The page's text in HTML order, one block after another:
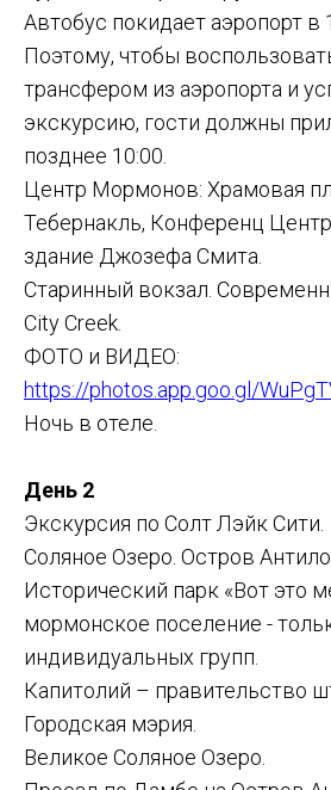
Автобус покидает аэропорт в
Поэтому, чтобы
трансфером из аэропорта и
экскурсию, гости должны
позднее 10:00.
​Центр Мормонов: Храмовая
Тебернакль, Конференц
здание Джозефа Смита.
​Старинный вокзал.
City Creek.
ФОТО и ВИДЕО:
https://photos.app.goo.gl/
Ночь в отеле.
День 2
Экскурсия по Солт Лэйк Сити.
Соляное Озеро. Остров
Исторический парк «Вот это
мормонское поселение -
индивидуальных групп.
Капитолий – правительство
Городская мэрия.
Великое Соляное Озеро.